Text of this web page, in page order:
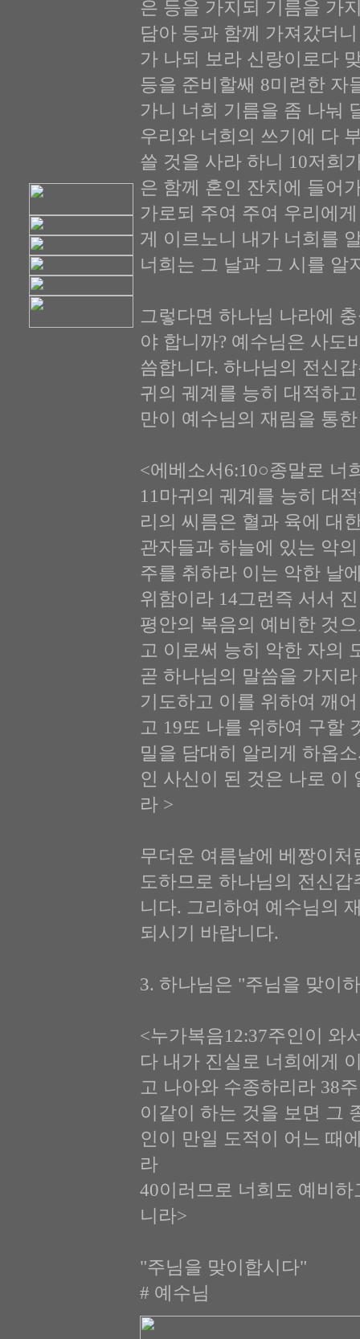
은 등을 가지되 기름을 가
담아 등과 함께 가져갔더
가 나되 보라 신랑이로다
등을 준비할쌔 8미련한 자
가니 너희 기름을 좀 나눠
우리와 너희의 쓰기에 다
쓸 것을 사라 하니 10저희
은 함께 혼인 잔치에 들어
가로되 주여 주여 우리에
게 이르노니 내가 너희를
너희는 그 날과 그 시를 알
그렇다면 하나님 나라에
야 합니까? 예수님은 사도
씀합니다. 하나님의 전신
귀의 궤계를 능히 대적하
만이 예수님의 재림을 통
<에베소서6:10○종말로 너
11마귀의 궤계를 능히 대
리의 씨름은 혈과 육에 대
관자들과 하늘에 있는 악
주를 취하라 이는 악한 날
위함이라 14그런즉 서서
평안의 복음의 예비한 것
고 이로써 능히 악한 자의
곧 하나님의 말씀을 가지
기도하고 이를 위하여 깨
고 19또 나를 위하여 구할
밀을 담대히 알리게 하옵
인 사신이 된 것은 나로 이
라 >
무더운 여름날에 베짱이
도하므로 하나님의 전신
니다. 그리하여 예수님의
되시기 바랍니다.
3. 하나님은 "주님을 맞이
<누가복음12:37주인이 와
다 내가 진실로 너희에게
고 나아와 수종하리라 38
이같이 하는 것을 보면 그
인이 만일 도적이 어느 때
라
40이러므로 너희도 예비
니라>
"주님을 맞이합시다"
# 예수님